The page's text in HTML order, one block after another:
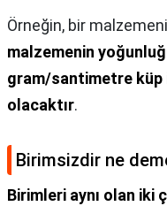
Örneğin, bir
malzemenin
gram/santimetre küp
olacaktır.
Birimsizdir ne
Birimleri aynı olan iki